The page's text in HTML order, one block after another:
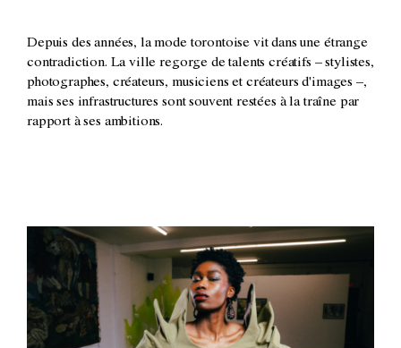
Depuis des années, la mode torontoise vit dans une étrange
contradiction. La ville regorge de talents créatifs – stylistes,
photographes, créateurs, musiciens et créateurs d'images –,
mais ses infrastructures sont souvent restées à la traîne par
rapport à ses ambitions.